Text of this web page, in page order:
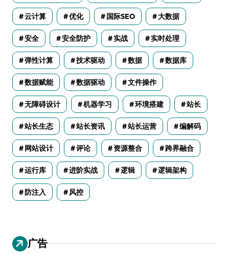
云计算 优化 国际SEO 大数据
安全 安全防护 实战 实时处理
弹性计算 技术驱动 数据 数据库
数据赋能 数据驱动 文件操作
无障碍设计 机器学习 环境搭建 站长
站长生态 站长资讯 站长运营 编解码
网站设计 评论 资源整合 跨界融合
运行库 进阶实战 逻辑 逻辑架构
防注入 风控
广告